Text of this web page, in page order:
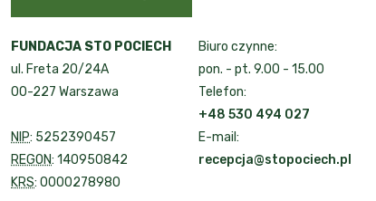
FUNDACJA STO POCIECH
ul. Freta 20/24A
00-227 Warszawa
NIP: 5252390457
REGON: 140950842
KRS: 0000278980
Biuro czynne:
pon. - pt. 9.00 - 15.00
Telefon:
+48 530 494 027
E-mail:
recepcja@stopociech.pl